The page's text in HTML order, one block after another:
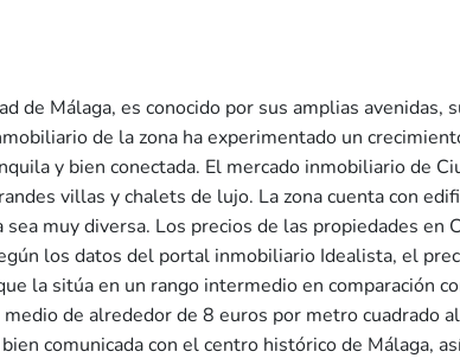
de Málaga, es conocido por sus amplias
de la zona ha experimentado un
y bien conectada. El mercado inmobiliario de
villas y chalets de lujo. La zona cuenta con
muy diversa. Los precios de las propiedades en
los datos del portal inmobiliario Idealista, el
la sitúa en un rango intermedio en comparación
de alrededor de 8 euros por metro cuadrado
comunicada con el centro histórico de Málaga,